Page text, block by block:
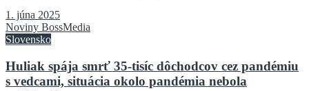
1. júna 2025
Noviny BossMedia
Slovensko
Huliak spája smrť 35-tisíc dôchodcov cez pandémiu
s vedcami, situácia okolo pandémia nebola